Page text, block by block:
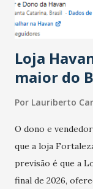
do observado no
novembro. Em
Loja
maior do
Por Lauriberto
O dono e
que a loja
previsão é que a
final de 2026,